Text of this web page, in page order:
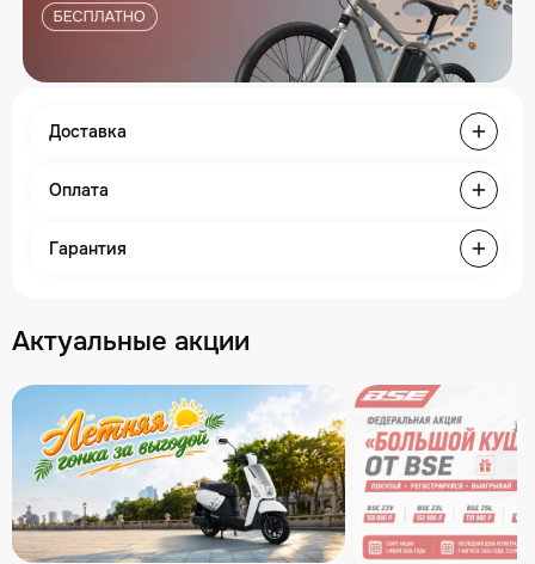
Доставка
Оплата
Гарантия
Актуальные акции